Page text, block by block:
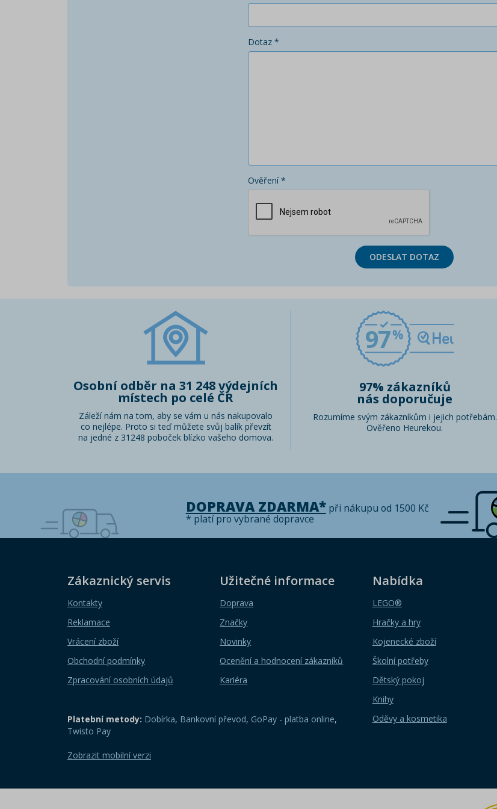
Dotaz *
Ověření *
ODESLAT DOTAZ
Osobní odběr na 31 248 výdejních
místech po celé ČR
Záleží nám na tom, aby se vám u nás nakupovalo
co nejlépe. Proto si teď můžete svůj balík převzít
na jedné z 31248 poboček blízko vašeho domova.
97
97% zákazníků
nás doporučuje
Rozumíme svým zákazníkům i jejich potřebám.
Ověřeno Heurekou.
DOPRAVA ZDARMA*při nákupu od 1500 Kč
* platí pro vybrané dopravce
Zákaznický servis
Kontakty
Reklamace
Vrácení zboží
Obchodní podmínky
Zpracování osobních údajů
Užitečné informace
Doprava
Značky
Novinky
Ocenění a hodnocení zákazníků
Kariéra
Nabídka
LEGO®
Hračky a hry
Kojenecké zboží
Školní potřeby
Dětský pokoj
Knihy
Oděvy a kosmetika
Platební metody: Dobírka, Bankovní převod, GoPay - platba online,
Twisto Pay
Zobrazit mobilní verzi